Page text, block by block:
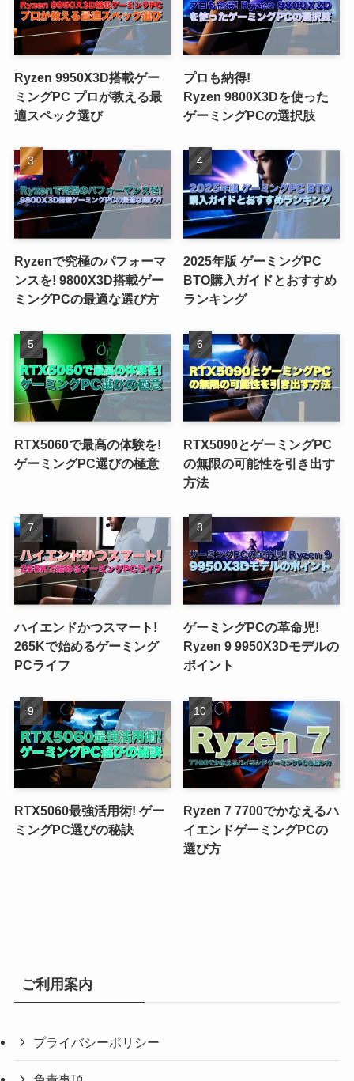
Ryzen 9950X3D搭載ゲー
ミングPC プロが教える最
適スペック選び
プロも納得!
Ryzen 9800X3Dを使った
ゲーミングPCの選択肢
Ryzenで究極のパフォーマ
ンスを! 9800X3D搭載ゲー
ミングPCの最適な選び方
2025年版 ゲーミングPC
BTO購入ガイドとおすすめ
ランキング
RTX5060で最高の体験を!
ゲーミングPC選びの極意
RTX5090とゲーミングPC
の無限の可能性を引き出す
方法
ハイエンドかつスマート!
265Kで始めるゲーミング
PCライフ
ゲーミングPCの革命児!
Ryzen 9 9950X3Dモデルの
ポイント
RTX5060最強活用術! ゲー
ミングPC選びの秘訣
Ryzen 7 7700でかなえるハ
イエンドゲーミングPCの
選び方
ご利用案内
プライバシーポリシー